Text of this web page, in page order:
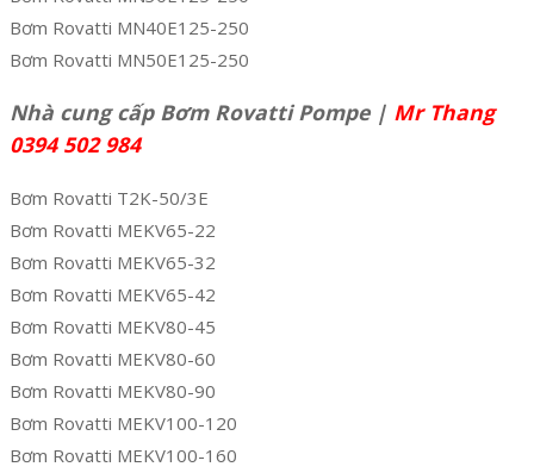
Bơm Rovatti MN40E125-250
Bơm Rovatti MN50E125-250
Nhà cung cấp Bơm Rovatti Pompe | Mr Thang
0394 502 984
Bơm Rovatti T2K-50/3E
Bơm Rovatti MEKV65-22
Bơm Rovatti MEKV65-32
Bơm Rovatti MEKV65-42
Bơm Rovatti MEKV80-45
Bơm Rovatti MEKV80-60
Bơm Rovatti MEKV80-90
Bơm Rovatti MEKV100-120
Bơm Rovatti MEKV100-160